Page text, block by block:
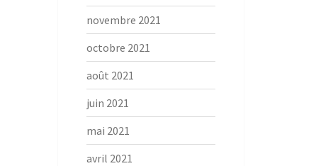
novembre 2021
octobre 2021
août 2021
juin 2021
mai 2021
avril 2021